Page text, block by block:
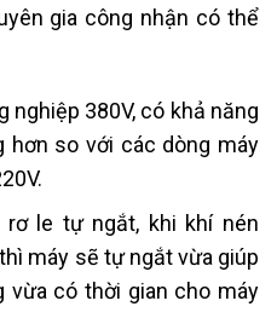
gia công nhận có thể
nghiệp 380V, có khả năng
hơn so với các dòng máy
le tự ngắt, khi khí nén
máy sẽ tự ngắt vừa giúp
vừa có thời gian cho máy